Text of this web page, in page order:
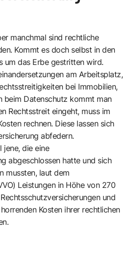
manchmal sind rechtliche
Kommt es doch selbst in den
um das Erbe gestritten wird.
am Arbeitsplatz,
bei Immobilien,
beim Datenschutz kommt man
Rechtsstreit eingeht, muss im
rechnen. Diese lassen sich
abfedern.
jene, die eine
abgeschlossen hatte und sich
mussten, laut dem
Leistungen in Höhe von 270
und
Kosten ihrer rechtlichen